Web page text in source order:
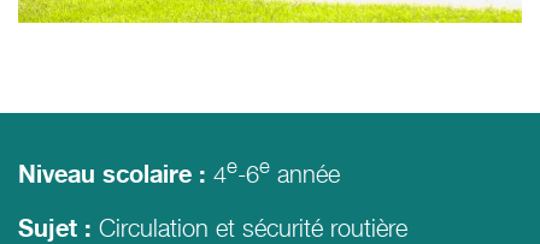
Niveau scolaire : 4e-6e année
Sujet : Circulation et sécurité routière